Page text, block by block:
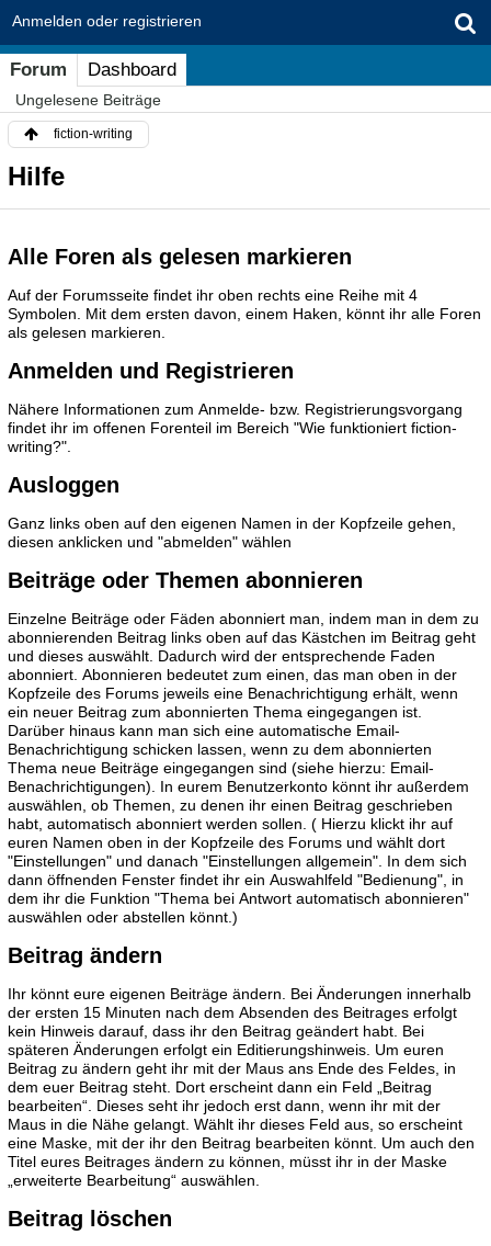
Anmelden oder registrieren
Forum Dashboard
Ungelesene Beiträge
fiction-writing
Hilfe
Alle Foren als gelesen markieren
Auf der Forumsseite findet ihr oben rechts eine Reihe mit 4
Symbolen. Mit dem ersten davon, einem Haken, könnt ihr alle Foren
als gelesen markieren.
Anmelden und Registrieren
Nähere Informationen zum Anmelde- bzw. Registrierungsvorgang
findet ihr im offenen Forenteil im Bereich "Wie funktioniert fiction-
writing?".
Ausloggen
Ganz links oben auf den eigenen Namen in der Kopfzeile gehen,
diesen anklicken und "abmelden" wählen
Beiträge oder Themen abonnieren
Einzelne Beiträge oder Fäden abonniert man, indem man in dem zu
abonnierenden Beitrag links oben auf das Kästchen im Beitrag geht
und dieses auswählt. Dadurch wird der entsprechende Faden
abonniert. Abonnieren bedeutet zum einen, das man oben in der
Kopfzeile des Forums jeweils eine Benachrichtigung erhält, wenn
ein neuer Beitrag zum abonnierten Thema eingegangen ist.
Darüber hinaus kann man sich eine automatische Email-
Benachrichtigung schicken lassen, wenn zu dem abonnierten
Thema neue Beiträge eingegangen sind (siehe hierzu: Email-
Benachrichtigungen). In eurem Benutzerkonto könnt ihr außerdem
auswählen, ob Themen, zu denen ihr einen Beitrag geschrieben
habt, automatisch abonniert werden sollen. ( Hierzu klickt ihr auf
euren Namen oben in der Kopfzeile des Forums und wählt dort
"Einstellungen" und danach "Einstellungen allgemein". In dem sich
dann öffnenden Fenster findet ihr ein Auswahlfeld "Bedienung", in
dem ihr die Funktion "Thema bei Antwort automatisch abonnieren"
auswählen oder abstellen könnt.)
Beitrag ändern
Ihr könnt eure eigenen Beiträge ändern. Bei Änderungen innerhalb
der ersten 15 Minuten nach dem Absenden des Beitrages erfolgt
kein Hinweis darauf, dass ihr den Beitrag geändert habt. Bei
späteren Änderungen erfolgt ein Editierungshinweis. Um euren
Beitrag zu ändern geht ihr mit der Maus ans Ende des Feldes, in
dem euer Beitrag steht. Dort erscheint dann ein Feld „Beitrag
bearbeiten“. Dieses seht ihr jedoch erst dann, wenn ihr mit der
Maus in die Nähe gelangt. Wählt ihr dieses Feld aus, so erscheint
eine Maske, mit der ihr den Beitrag bearbeiten könnt. Um auch den
Titel eures Beitrages ändern zu können, müsst ihr in der Maske
„erweiterte Bearbeitung“ auswählen.
Beitrag löschen